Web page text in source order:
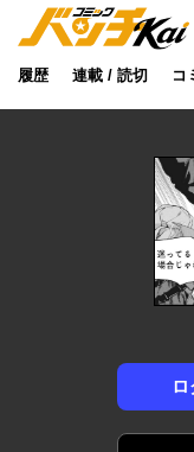
履歴 連載 / 読切 コ